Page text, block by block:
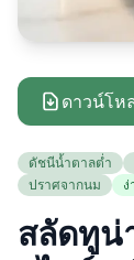
ดาวน์โห
ดัชนีน้ำตาลต่ำ
ปราศจากนม
ง่
สลัดทูน่